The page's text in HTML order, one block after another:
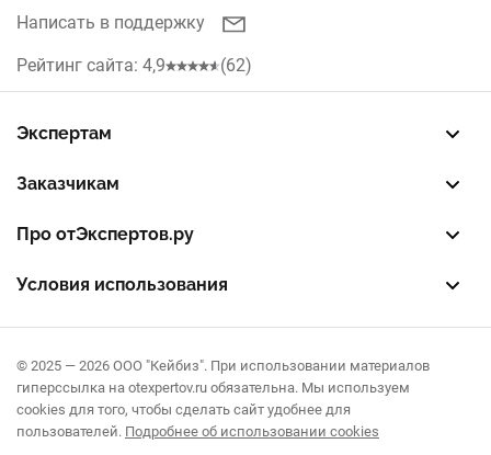
Написать в поддержку
Рейтинг сайта: 4,9 (62)
Экспертам
Заказчикам
Про отЭкспертов.ру
Условия использования
© 2025 — 2026 ООО "Кейбиз". При использовании материалов
гиперссылка на otexpertov.ru обязательна. Мы используем
cookies для того, чтобы сделать сайт удобнее для
пользователей. Подробнее об использовании cookies